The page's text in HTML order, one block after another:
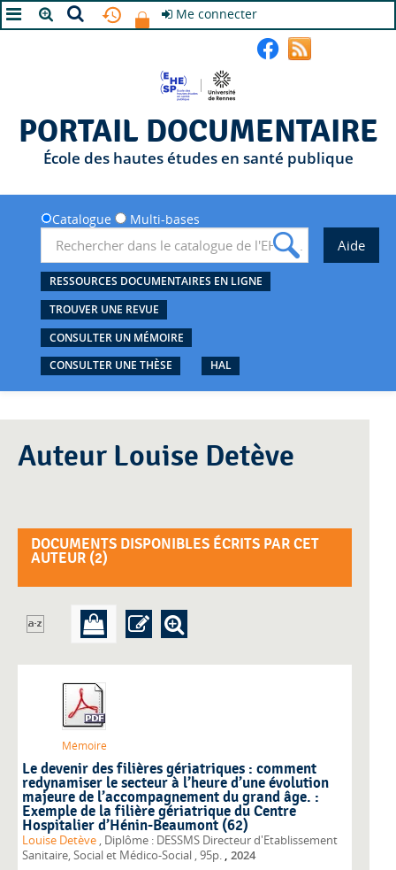
Me connecter
PORTAIL DOCUMENTAIRE
École des hautes études en santé publique
Catalogue Multi-bases
RESSOURCES DOCUMENTAIRES EN LIGNE
TROUVER UNE REVUE
CONSULTER UN MÉMOIRE
CONSULTER UNE THÈSE
HAL
Auteur Louise Detève
DOCUMENTS DISPONIBLES ÉCRITS PAR CET
AUTEUR (2)
Mémoire
Le devenir des filières gériatriques : comment
redynamiser le secteur à l’heure d’une évolution
majeure de l’accompagnement du grand âge. :
Exemple de la filière gériatrique du Centre
Hospitalier d’Hénin-Beaumont (62)
Louise Detève , Diplôme : DESSMS Directeur d'Etablissement
Sanitaire, Social et Médico-Social , 95p. , 2024